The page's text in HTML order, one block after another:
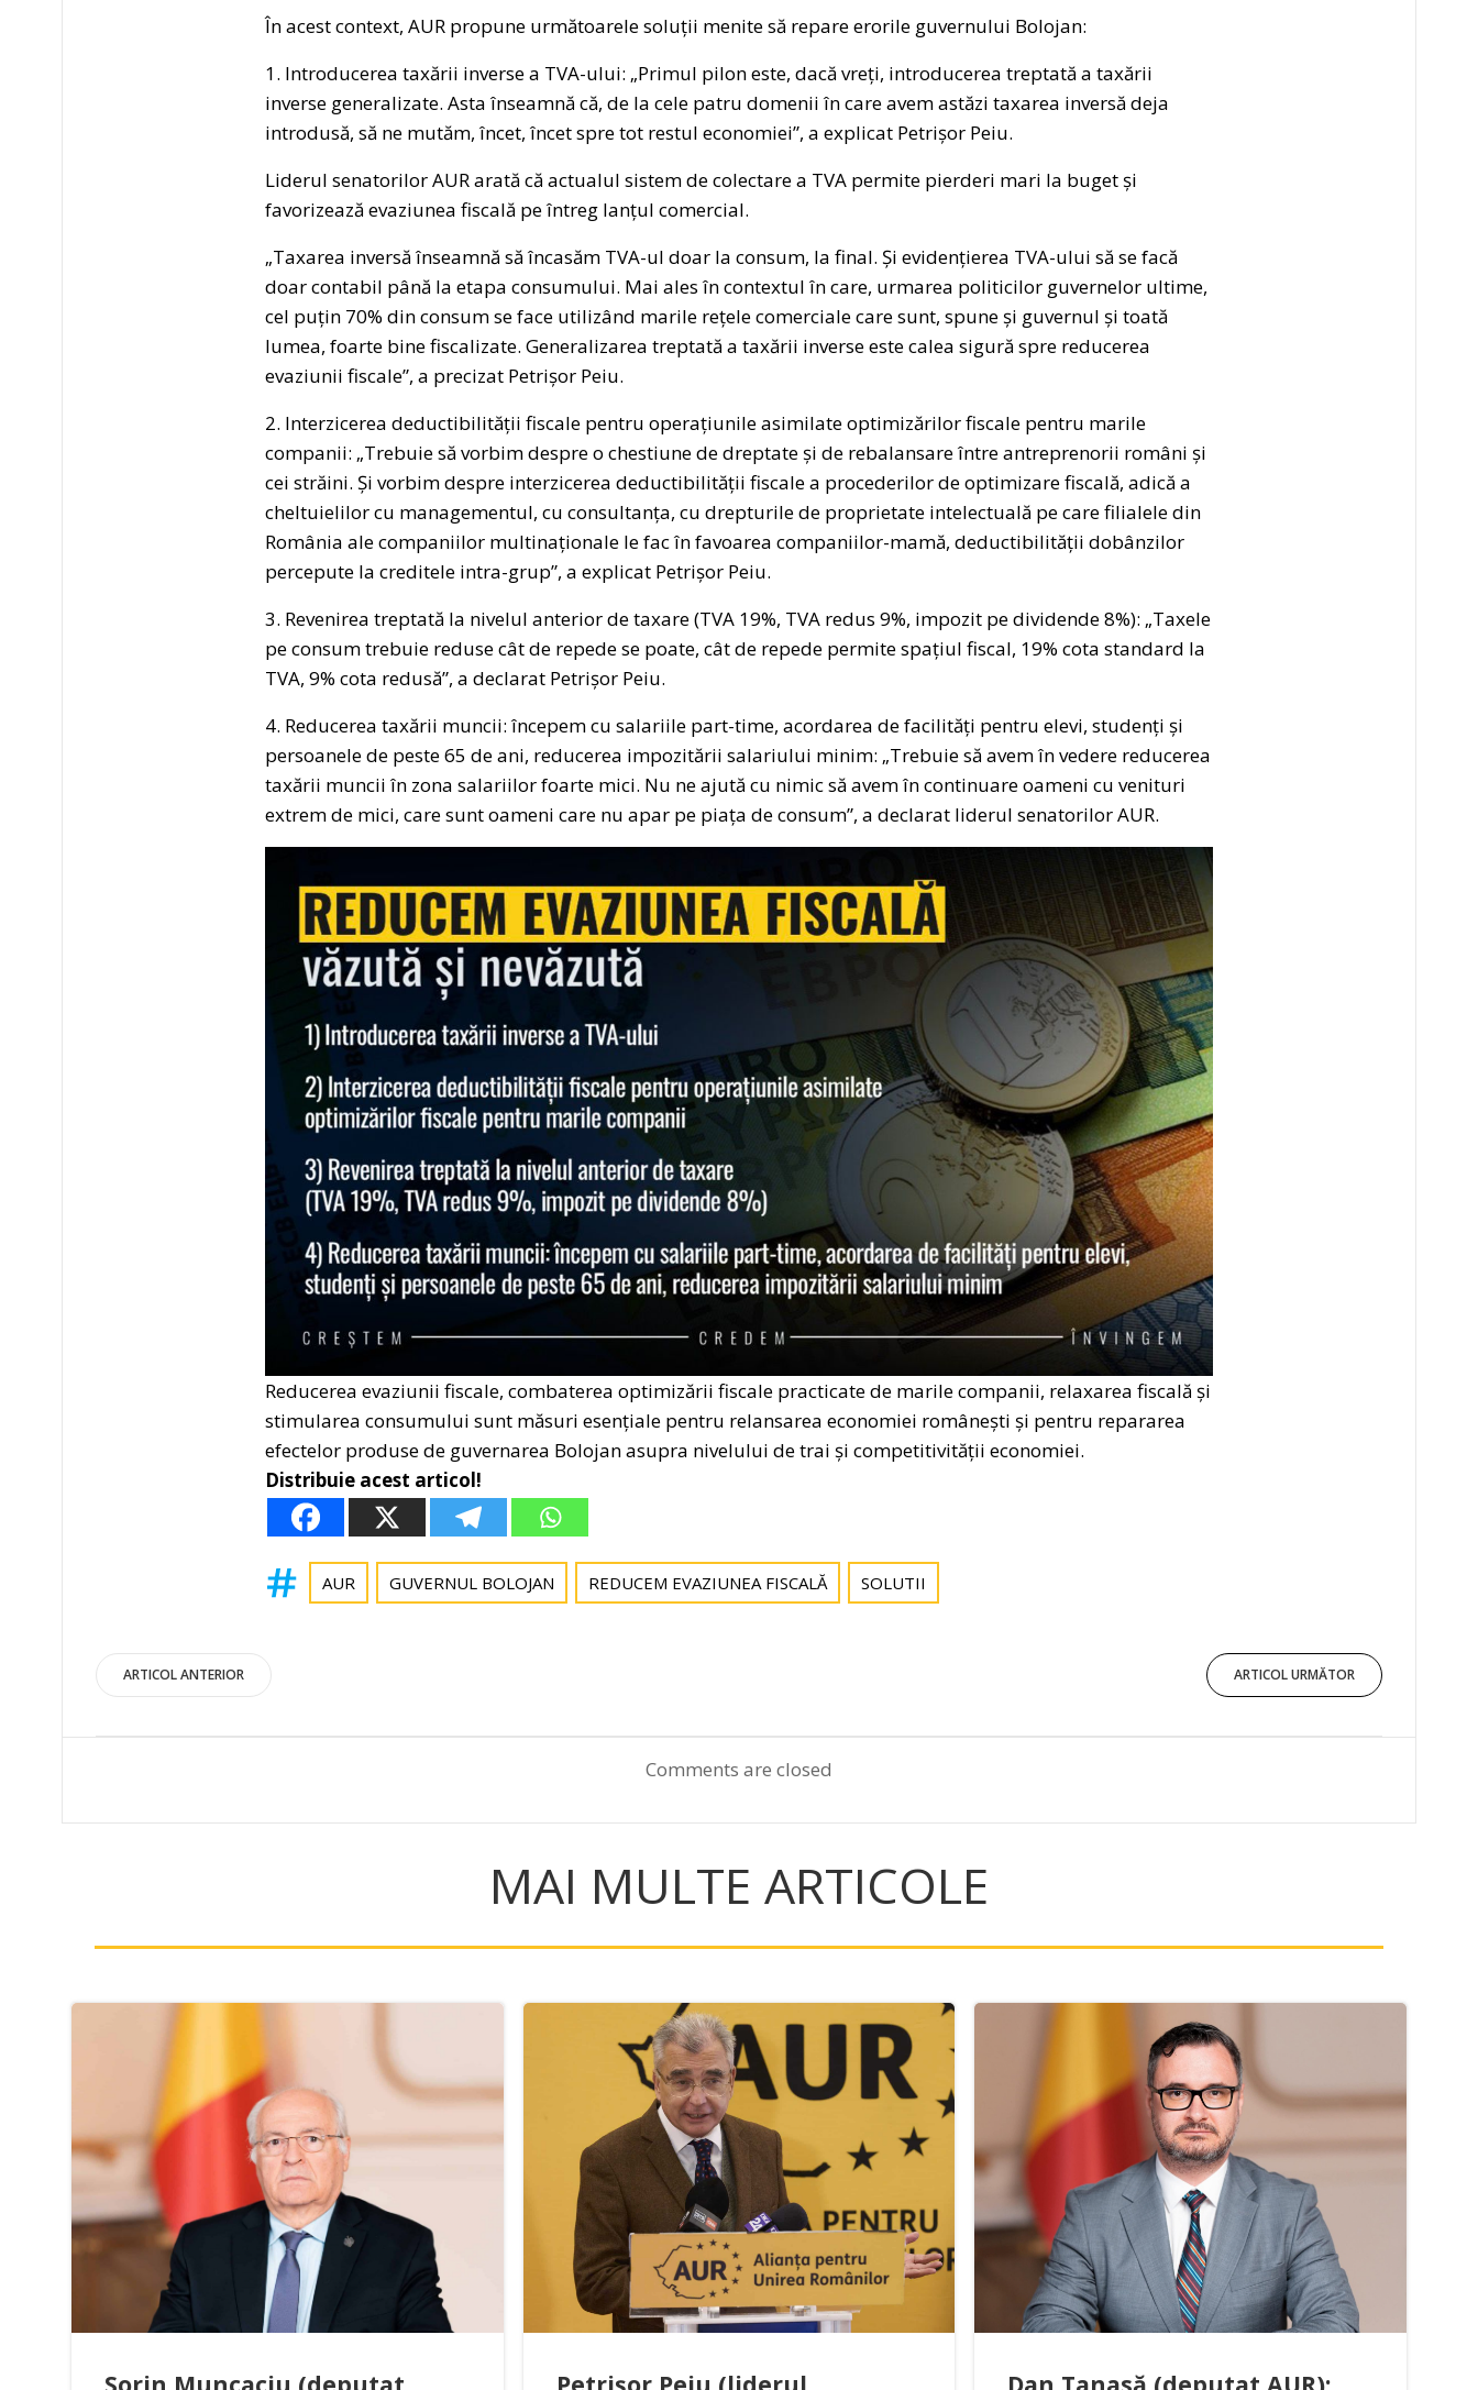
În acest context, AUR propune următoarele soluții menite să repare erorile guvernului Bolojan:
1. Introducerea taxării inverse a TVA-ului: „Primul pilon este, dacă vreți, introducerea treptată a taxării
inverse generalizate. Asta înseamnă că, de la cele patru domenii în care avem astăzi taxarea inversă deja
introdusă, să ne mutăm, încet, încet spre tot restul economiei”, a explicat Petrișor Peiu.
Liderul senatorilor AUR arată că actualul sistem de colectare a TVA permite pierderi mari la buget și
favorizează evaziunea fiscală pe întreg lanțul comercial.
„Taxarea inversă înseamnă să încasăm TVA-ul doar la consum, la final. Și evidențierea TVA-ului să se facă
doar contabil până la etapa consumului. Mai ales în contextul în care, urmarea politicilor guvernelor ultime,
cel puțin 70% din consum se face utilizând marile rețele comerciale care sunt, spune și guvernul și toată
lumea, foarte bine fiscalizate. Generalizarea treptată a taxării inverse este calea sigură spre reducerea
evaziunii fiscale”, a precizat Petrișor Peiu.
2. Interzicerea deductibilității fiscale pentru operațiunile asimilate optimizărilor fiscale pentru marile
companii: „Trebuie să vorbim despre o chestiune de dreptate și de rebalansare între antreprenorii români și
cei străini. Și vorbim despre interzicerea deductibilității fiscale a procederilor de optimizare fiscală, adică a
cheltuielilor cu managementul, cu consultanța, cu drepturile de proprietate intelectuală pe care filialele din
România ale companiilor multinaționale le fac în favoarea companiilor-mamă, deductibilității dobânzilor
percepute la creditele intra-grup”, a explicat Petrișor Peiu.
3. Revenirea treptată la nivelul anterior de taxare (TVA 19%, TVA redus 9%, impozit pe dividende 8%): „Taxele
pe consum trebuie reduse cât de repede se poate, cât de repede permite spațiul fiscal, 19% cota standard la
TVA, 9% cota redusă”, a declarat Petrișor Peiu.
4. Reducerea taxării muncii: începem cu salariile part-time, acordarea de facilități pentru elevi, studenți și
persoanele de peste 65 de ani, reducerea impozitării salariului minim: „Trebuie să avem în vedere reducerea
taxării muncii în zona salariilor foarte mici. Nu ne ajută cu nimic să avem în continuare oameni cu venituri
extrem de mici, care sunt oameni care nu apar pe piața de consum”, a declarat liderul senatorilor AUR.
Reducerea evaziunii fiscale, combaterea optimizării fiscale practicate de marile companii, relaxarea fiscală și
stimularea consumului sunt măsuri esențiale pentru relansarea economiei românești și pentru repararea
efectelor produse de guvernarea Bolojan asupra nivelului de trai și competitivității economiei.
Distribuie acest articol!
AUR GUVERNUL BOLOJAN REDUCEM EVAZIUNEA FISCALĂ SOLUTII
Post
navigation
ARTICOL ANTERIOR
navigation
ARTICOL URMĂTOR
Comments are closed
MAI MULTE ARTICOLE